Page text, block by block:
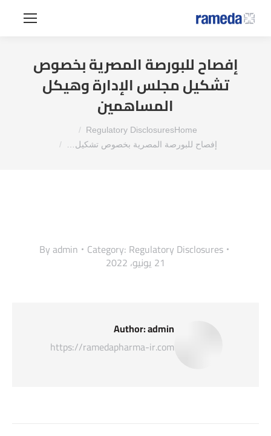
إفصاح للبورصة المصرية بخصوص
تشكيل مجلس الإدارة وهيكل
المساهمين
Home
Regulatory Disclosures
إفصاح للبورصة المصرية بخصوص تشكيل…
Category: Regulatory Disclosures
Byadmin
21 يونيو، 2022
Author:admin
https://ramedapharma-ir.com